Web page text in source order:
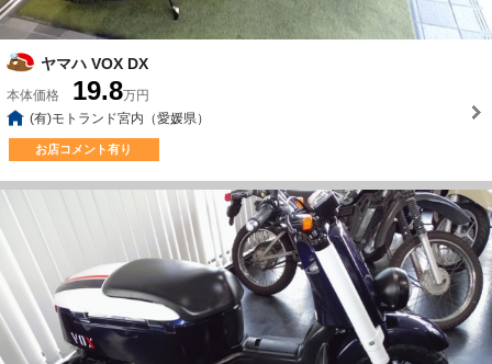
ヤマハ VOX DX
本体価格 19.8万円
(有)モトランド宮内（愛媛県）
お店コメント有り